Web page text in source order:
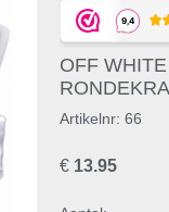
OFF
Artikelnr: 66
€ 13.95